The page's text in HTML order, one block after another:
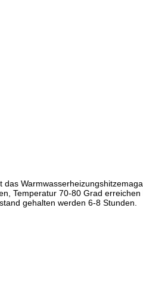
Temperatur 70-80 Grad
gehalten werden 6-8 Stunden.